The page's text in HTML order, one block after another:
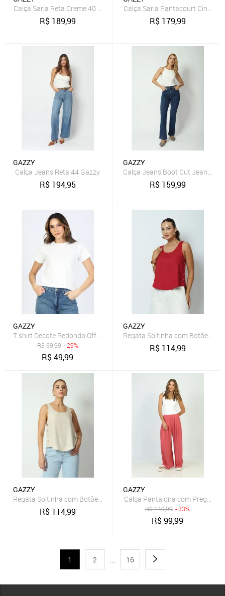
Calça Sarja Reta Creme 40 Gazzy
R$ 189,99
Calça Sarja Pantacourt Cinza M
R$ 179,99
GAZZY
Calça Jeans Reta 44 Gazzy
R$ 194,95
GAZZY
Calça Jeans Boot Cut Jeans
R$ 159,99
GAZZY
T shirt Decote Redondo Off White GG Gazzy
R$69,99 - 29%
R$49,99
GAZZY
Regata Soltinha com Botões
R$ 114,99
GAZZY
Regata Soltinha com Botões Natural M Gazzy
R$ 114,99
GAZZY
Calça Pantalona com Pregas
R$149,99 - 33%
R$99,99
1 2 ... 16